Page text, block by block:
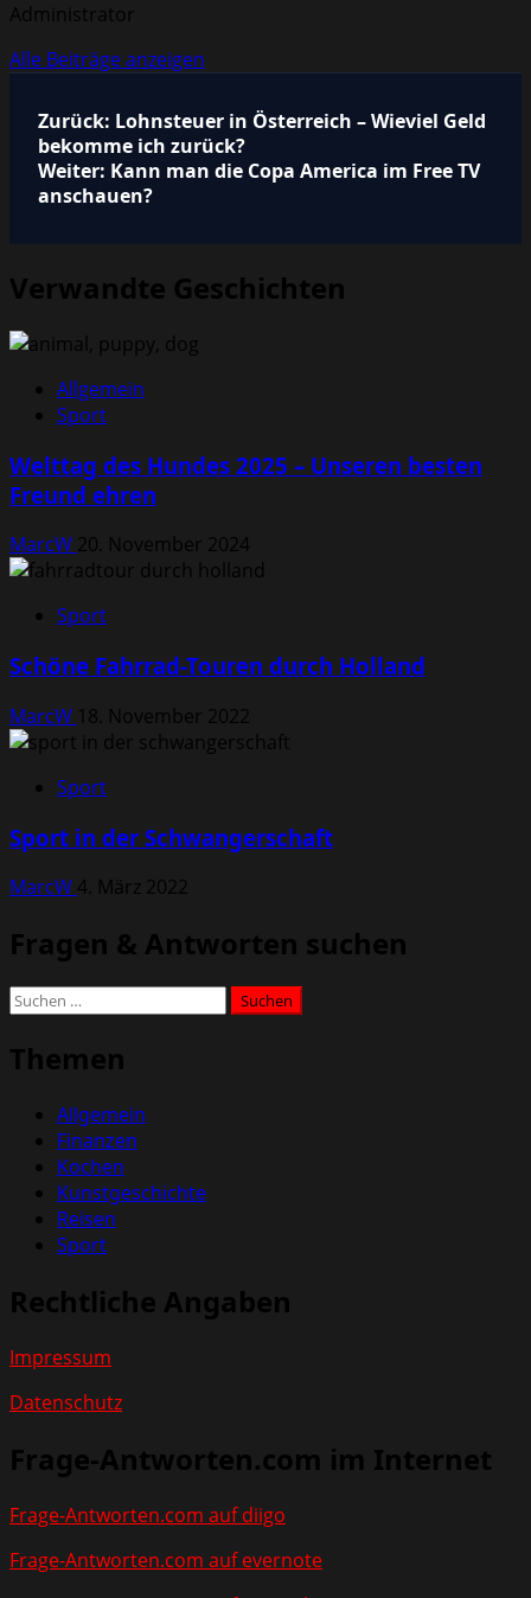
Administrator
Alle Beiträge anzeigen
Beitragsnavigation
Zurück: Lohnsteuer in Österreich – Wieviel Geld
bekomme ich zurück?
Weiter: Kann man die Copa America im Free TV
anschauen?
Verwandte Geschichten
Allgemein
Sport
Welttag des Hundes 2025 – Unseren besten
Freund ehren
MarcW 20. November 2024
Sport
Schöne Fahrrad-Touren durch Holland
MarcW 18. November 2022
Sport
Sport in der Schwangerschaft
MarcW 4. März 2022
Fragen & Antworten suchen
Suchen
Themen
Allgemein
Finanzen
Kochen
Kunstgeschichte
Reisen
Sport
Rechtliche Angaben
Impressum
Datenschutz
Frage-Antworten.com im Internet
Frage-Antworten.com auf diigo
Frage-Antworten.com auf evernote